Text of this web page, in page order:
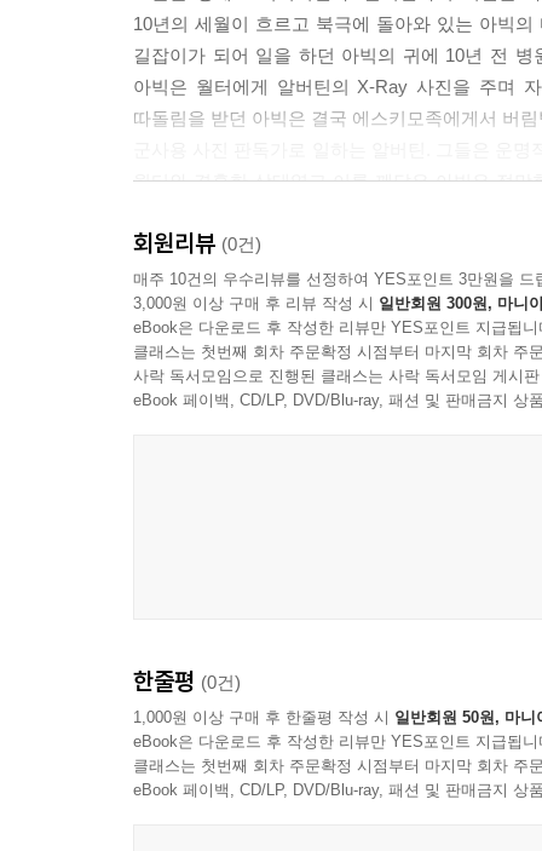
10년의 세월이 흐르고 북극에 돌아와 있는 아빅
길잡이가 되어 일을 하던 아빅의 귀에 10년 전
아빅은 월터에게 알버틴의 X-Ray 사진을 주며
따돌림을 받던 아빅은 결국 에스키모족에게서 버
월터와 결혼한 상태였고 이를 깨달은 아빅은 절
사람은 항공 촬영으로 메시지를 보내고 한 사람
질투에 눈이 머는 월터는 이미 비행 근무가 끝난
출격은 또 다른 운명의 갈림길이 된다. 군사 기지
백인들의 무자비한 폭력성에 질려 백인 사회를 떠
북극으로 돌아온 아빅은 여러 차례 알버틴의 연
술집에서 알버틴이 부르던 인디언 노래를 듣는
회원리뷰 (0건)
매주 10건의 우수리뷰를 선정하여 YES포인트 3만원을 드
3,000원 이상 구매 후 리뷰 작성 시 일반회원 300원, 마니
eBook은 다운로드 후 작성한 리뷰만 YES포인트 지급됩니
클래스는 첫번째 회차 주문확정 시점부터 마지막 회차 주
사락 독서모임으로 진행된 클래스는 사락 독서모임 게시
eBook 페이백, CD/LP, DVD/Blu-ray, 패션 및 판매금지 상
한줄평 (0건)
1,000원 이상 구매 후 한줄평 작성 시 일반회원 50원, 마니
eBook은 다운로드 후 작성한 리뷰만 YES포인트 지급됩니
클래스는 첫번째 회차 주문확정 시점부터 마지막 회차 주
eBook 페이백, CD/LP, DVD/Blu-ray, 패션 및 판매금지 상